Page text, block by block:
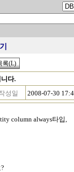
다.
성일 2008-07-30
column always타입,